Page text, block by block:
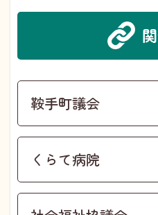
鞍手町議会
くらて病院